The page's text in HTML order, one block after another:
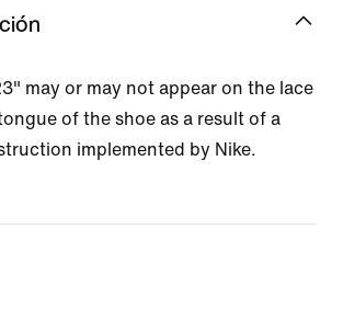
may or may not appear on the lace
of the shoe as a result of a
implemented by Nike.